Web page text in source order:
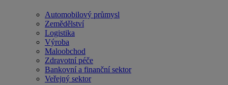
Automobilový průmysl
Zemědělství
Logistika
Výroba
Maloobchod
Zdravotní péče
Bankovní a finanční sektor
Veřejný sektor